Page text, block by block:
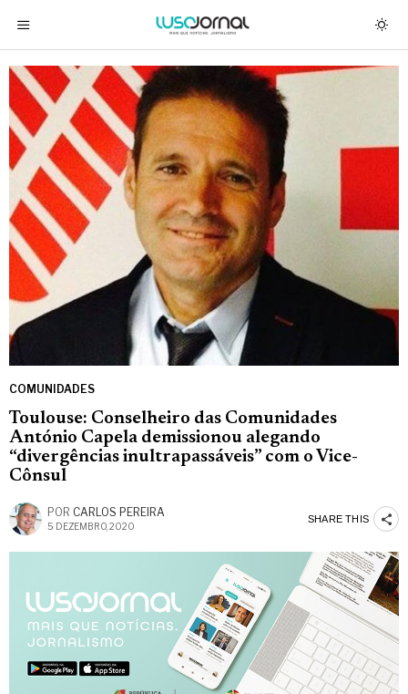
COMUNIDADES
Toulouse: Conselheiro das Comunidades
António Capela demissionou alegando
“divergências inultrapassáveis” com o Vice-
Cônsul
POR CARLOS PEREIRA
5 DEZEMBRO, 2020
SHARE THIS